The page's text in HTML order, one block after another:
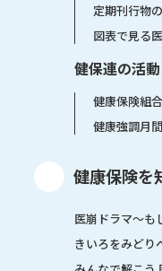
定期刊行物
図表で見る
健保連の活動
健康保険組
健康強調月間
健康保険を
医崩ドラマ〜も
きいろをみどり